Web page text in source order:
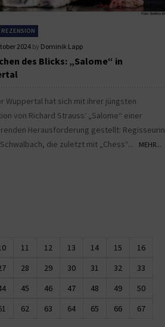
REZENSION
2024 by Dominik Lapp
des Blicks: „Salome“ in
Wuppertal hat sich mit ihrer jüngsten
von Richard Strauss‘ „Salome“ einer
Herausforderung gestellt: Regisseurin
die zuletzt mit „Chess“...
MEHR...
11 12 13 14 15
16
28 29 30 31 32
33
45 46 47 48 49
50
62 63 64 65 66
67